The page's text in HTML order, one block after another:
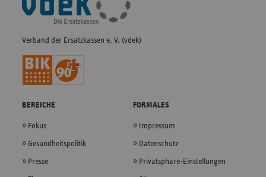
Navigation
Verband der Ersatzkassen e. V. (vdek)
BEREICHE
Fokus
Gesundheitspolitik
Presse
FORMALES
Impressum
Datenschutz
Privatsphäre-Einstellungen